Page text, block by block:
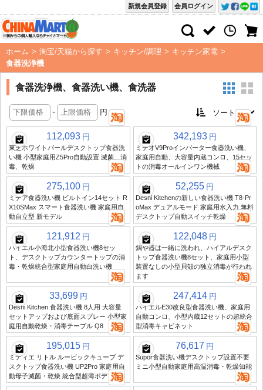
会員ログイン
新規会員登録
ホーム > 淘宝/天猫から探す > キッチン/調理 > キッチン家電 >
食器洗浄機
食器洗浄機、食器洗い機、食洗器
- 円
112,093 円
東芝ホワイトパールデスクトップ食器洗
い機 小型家庭用Z5Pro自動設置 滅菌、消
毒、乾燥
342,193 円
ミデオV9Proインバーター食器洗い機、
家庭用自動、大容量内蔵コンロ、15セッ
トの消毒オールインワン機械
275,100 円
ミデア食器洗い機 ビルトイン14セット R
X10SMax スマート食器洗い機 家庭用自
動自立型 新モデル
52,255 円
Deshi Kitchenの新しい食器洗い機 T8-Pr
oMax デュアルモード 家庭用水入力 無料
デスクトップ自動スイッチ乾燥
121,912 円
ハイエル小海北小型食器洗い機8セッ
ト、デスクトップカウンタートップの消
毒・乾燥統合型家庭用自動白洗い機
122,048 円
鍋や器は一緒に洗われ、ハイアルデスク
トップ食器洗い機8セット、家庭用小型
装置なしの小型貝殻の独立消毒が行われ
ます
33,699 円
Deshi Kitchen 食器洗い機 8人用 大容量
セットアップおよび底面スプレー 小型家
庭用自動乾燥・消毒テーブル Q8
247,414 円
ハイエルE30改良型食器洗い機、家庭用
自動コンロ、小型内蔵12セットの超統合
型消毒キャビネット
195,015 円
ミディエ リトル ルービックキューブ デ
スクトップ食器洗い機 UP2Pro 家庭用自
動母子滅菌・乾燥 統合型超薄ボディ
76,617 円
Supor食器洗い機デスクトップ設置不要
ミニ小型自動家庭用高温消毒・乾燥知能